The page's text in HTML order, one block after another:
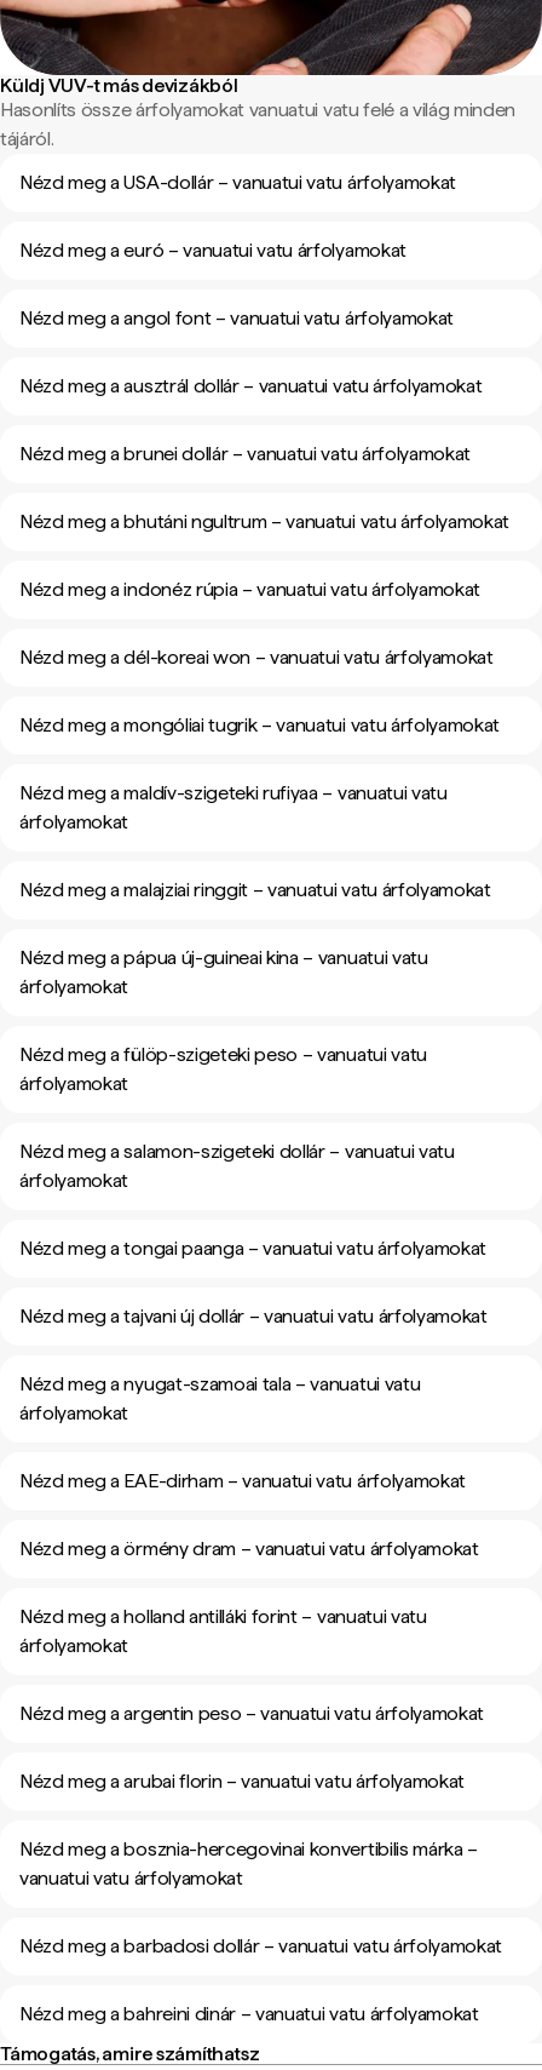
Küldj VUV-t más devizákból
Hasonlíts össze árfolyamokat vanuatui vatu felé a világ minden
tájáról.
Nézd meg a USA-dollár – vanuatui vatu árfolyamokat
Nézd meg a euró – vanuatui vatu árfolyamokat
Nézd meg a angol font – vanuatui vatu árfolyamokat
Nézd meg a ausztrál dollár – vanuatui vatu árfolyamokat
Nézd meg a brunei dollár – vanuatui vatu árfolyamokat
Nézd meg a bhutáni ngultrum – vanuatui vatu árfolyamokat
Nézd meg a indonéz rúpia – vanuatui vatu árfolyamokat
Nézd meg a dél-koreai won – vanuatui vatu árfolyamokat
Nézd meg a mongóliai tugrik – vanuatui vatu árfolyamokat
Nézd meg a maldív-szigeteki rufiyaa – vanuatui vatu
árfolyamokat
Nézd meg a malajziai ringgit – vanuatui vatu árfolyamokat
Nézd meg a pápua új-guineai kina – vanuatui vatu
árfolyamokat
Nézd meg a fülöp-szigeteki peso – vanuatui vatu
árfolyamokat
Nézd meg a salamon-szigeteki dollár – vanuatui vatu
árfolyamokat
Nézd meg a tongai paanga – vanuatui vatu árfolyamokat
Nézd meg a tajvani új dollár – vanuatui vatu árfolyamokat
Nézd meg a nyugat-szamoai tala – vanuatui vatu
árfolyamokat
Nézd meg a EAE-dirham – vanuatui vatu árfolyamokat
Nézd meg a örmény dram – vanuatui vatu árfolyamokat
Nézd meg a holland antilláki forint – vanuatui vatu
árfolyamokat
Nézd meg a argentin peso – vanuatui vatu árfolyamokat
Nézd meg a arubai florin – vanuatui vatu árfolyamokat
Nézd meg a bosznia-hercegovinai konvertibilis márka –
vanuatui vatu árfolyamokat
Nézd meg a barbadosi dollár – vanuatui vatu árfolyamokat
Nézd meg a bahreini dinár – vanuatui vatu árfolyamokat
Támogatás, amire számíthatsz